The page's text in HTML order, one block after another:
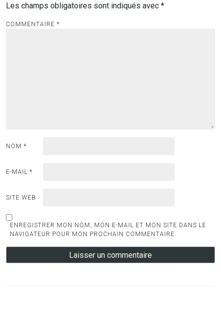
Les champs obligatoires sont indiqués avec *
COMMENTAIRE *
NOM *
E-MAIL *
SITE WEB
ENREGISTRER MON NOM, MON E-MAIL ET MON SITE DANS LE
NAVIGATEUR POUR MON PROCHAIN COMMENTAIRE.